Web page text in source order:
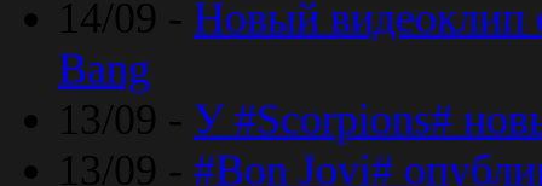
14/09 - Новый видеоклип
Bang
13/09 - У #Scorpions#
13/09 - #Bon Jovi#